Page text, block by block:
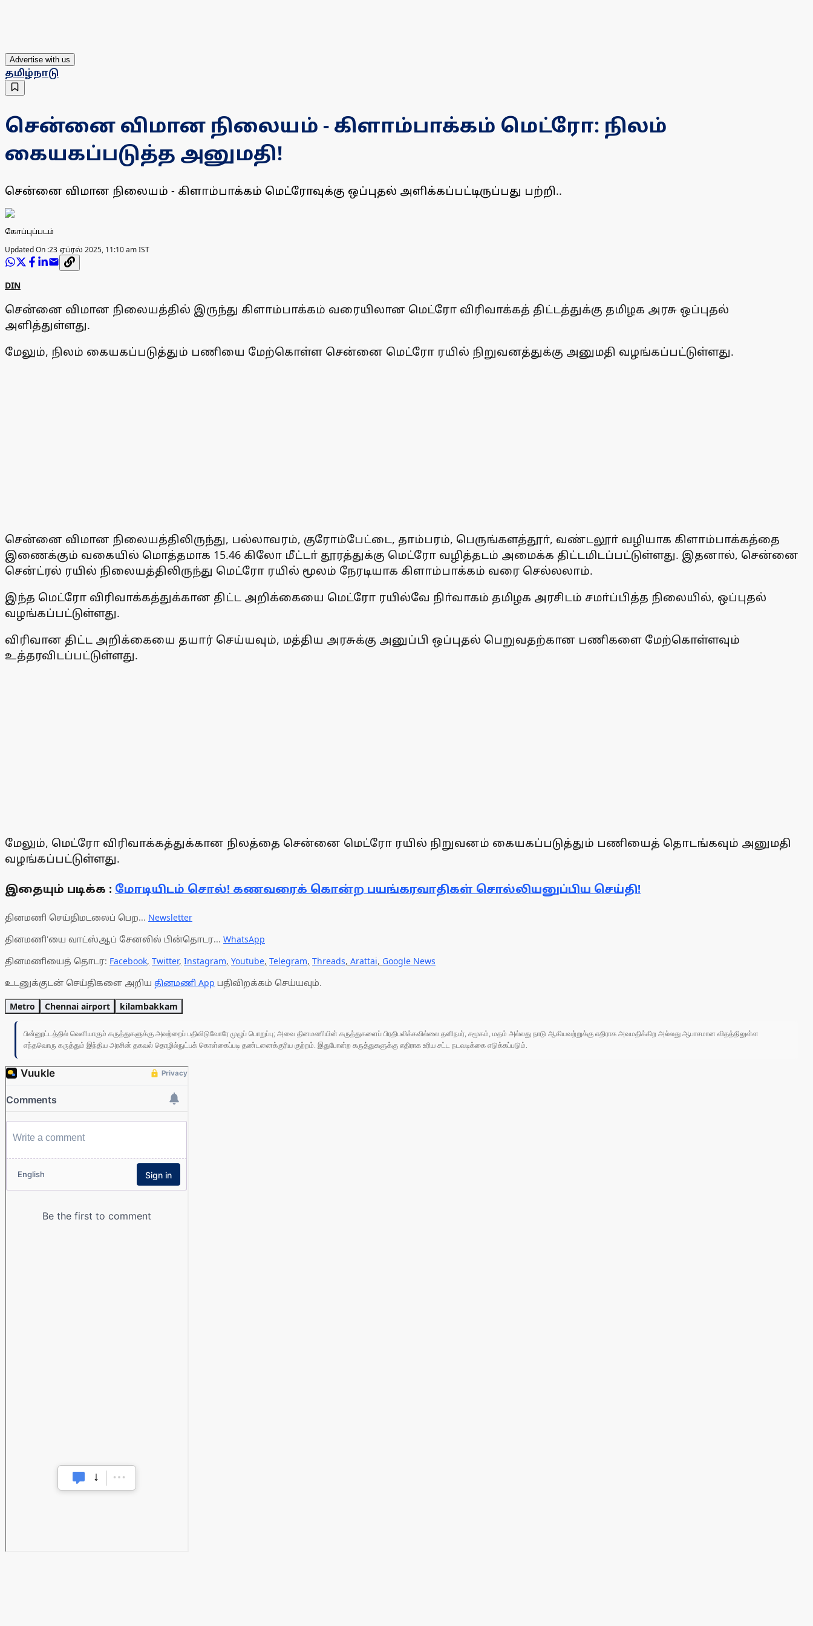
Advertise with us
தமிழ்நாடு
சென்னை விமான நிலையம் - கிளாம்பாக்கம் மெட்ரோ: நிலம்
கையகப்படுத்த அனுமதி!
சென்னை விமான நிலையம் - கிளாம்பாக்கம் மெட்ரோவுக்கு ஒப்புதல் அளிக்கப்பட்டிருப்பது பற்றி..
கோப்புப்படம்
Updated On :23 ஏப்ரல் 2025, 11:10 am IST
DIN
சென்னை விமான நிலையத்தில் இருந்து கிளாம்பாக்கம் வரையிலான மெட்ரோ விரிவாக்கத் திட்டத்துக்கு தமிழக அரசு ஒப்புதல்
அளித்துள்ளது.
மேலும், நிலம் கையகப்படுத்தும் பணியை மேற்கொள்ள சென்னை மெட்ரோ ரயில் நிறுவனத்துக்கு அனுமதி வழங்கப்பட்டுள்ளது.
சென்னை விமான நிலையத்திலிருந்து, பல்லாவரம், குரோம்பேட்டை, தாம்பரம், பெருங்களத்தூா், வண்டலூா் வழியாக கிளாம்பாக்கத்தை
இணைக்கும் வகையில் மொத்தமாக 15.46 கிலோ மீட்டா் தூரத்துக்கு மெட்ரோ வழித்தடம் அமைக்க திட்டமிடப்பட்டுள்ளது. இதனால், சென்னை
சென்ட்ரல் ரயில் நிலையத்திலிருந்து மெட்ரோ ரயில் மூலம் நேரடியாக கிளாம்பாக்கம் வரை செல்லலாம்.
இந்த மெட்ரோ விரிவாக்கத்துக்கான திட்ட அறிக்கையை மெட்ரோ ரயில்வே நிா்வாகம் தமிழக அரசிடம் சமா்ப்பித்த நிலையில், ஒப்புதல்
வழங்கப்பட்டுள்ளது.
விரிவான திட்ட அறிக்கையை தயார் செய்யவும், மத்திய அரசுக்கு அனுப்பி ஒப்புதல் பெறுவதற்கான பணிகளை மேற்கொள்ளவும்
உத்தரவிடப்பட்டுள்ளது.
மேலும், மெட்ரோ விரிவாக்கத்துக்கான நிலத்தை சென்னை மெட்ரோ ரயில் நிறுவனம் கையகப்படுத்தும் பணியைத் தொடங்கவும் அனுமதி
வழங்கப்பட்டுள்ளது.
இதையும் படிக்க : மோடியிடம் சொல்! கணவரைக் கொன்ற பயங்கரவாதிகள் சொல்லியனுப்பிய செய்தி!
தினமணி செய்திமடலைப் பெற... Newsletter
தினமணி'யை வாட்ஸ்ஆப் சேனலில் பின்தொடர... WhatsApp
தினமணியைத் தொடர: Facebook, Twitter, Instagram, Youtube, Telegram, Threads, Arattai, Google News
உடனுக்குடன் செய்திகளை அறிய தினமணி App பதிவிறக்கம் செய்யவும்.
Metro Chennai airport kilambakkam
பின்னூட்டத்தில் வெளியாகும் கருத்துகளுக்கு அவற்றைப் பதிவிடுவோரே முழுப் பொறுப்பு; அவை தினமணியின் கருத்துகளைப் பிரதிபலிக்கவில்லை.தனிநபர், சமூகம், மதம் அல்லது நாடு ஆகியவற்றுக்கு எதிராக அவமதிக்கிற அல்லது ஆபாசமான விதத்திலுள்ள
எந்தவொரு கருத்தும் இந்திய அரசின் தகவல் தொழில்நுட்பக் கொள்கைப்படி தண்டனைக்குரிய குற்றம். இதுபோன்ற கருத்துகளுக்கு எதிராக உரிய சட்ட நடவடிக்கை எடுக்கப்படும்.